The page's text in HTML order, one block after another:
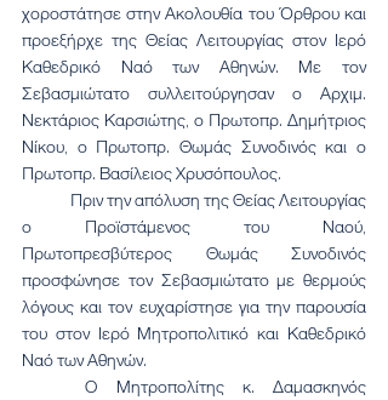
χοροστάτησε στην Ακολουθία του Όρθρου και
προεξήρχε της Θείας Λειτουργίας στον Ιερό
Καθεδρικό Ναό των Αθηνών. Με τον
Σεβασμιώτατο συλλειτούργησαν ο Αρχιμ.
Νεκτάριος Καρσιώτης, ο Πρωτοπρ. Δημήτριος
Νίκου, ο Πρωτοπρ. Θωμάς Συνοδινός και ο
Πρωτοπρ. Βασίλειος Χρυσόπουλος.
ο Προϊστάμενος του Ναού,
Πρωτοπρεσβύτερος Θωμάς Συνοδινός
προσφώνησε τον Σεβασμιώτατο με θερμούς
λόγους και τον ευχαρίστησε για την παρουσία
του στον Ιερό Μητροπολιτικό και Καθεδρικό
Ναό των Αθηνών.
	Ο Μητροπολίτης κ. Δαμασκηνός